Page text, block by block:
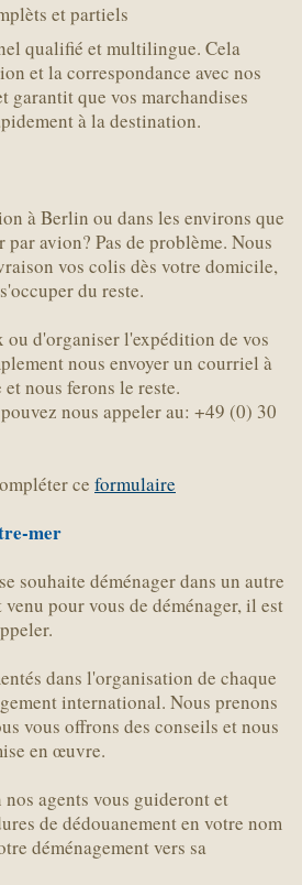
et partiels
qualifié et multilingue. Cela
et la correspondance avec nos
garantit que vos marchandises
à la destination.
à Berlin ou dans les environs que
par avion? Pas de problème. Nous
vos colis dès votre domicile,
du reste.
ou d'organiser l'expédition de vos
nous envoyer un courriel à
nous ferons le reste.
nous appeler au: +49 (0) 30
ce formulaire
mer
souhaite déménager dans un autre
pour vous de déménager, il est
dans l'organisation de chaque
international. Nous prenons
vous offrons des conseils et nous
en œuvre.
agents vous guideront et
de dédouanement en votre nom
déménagement vers sa